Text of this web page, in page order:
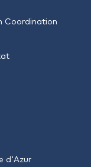
Coordination
d'Azur